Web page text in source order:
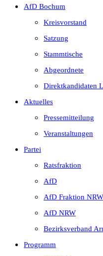
AfD Bochum
Kreisvorstand
Satzung
Stammtische
Abgeordnete
Direktkandidaten
Aktuelles
Pressemitteilung
Veranstaltungen
Partei
Ratsfraktion
AfD
AfD Fraktion NRW
AfD NRW
Bezirksverband
Programm